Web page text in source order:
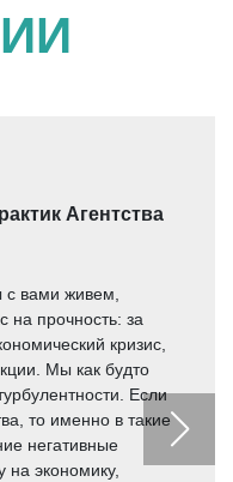
Агентства
вами живем,
на прочность: за
кризис,
Мы как будто
Если
то именно в такие
негативные
на экономику,